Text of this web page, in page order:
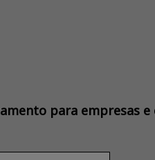
para empresas e